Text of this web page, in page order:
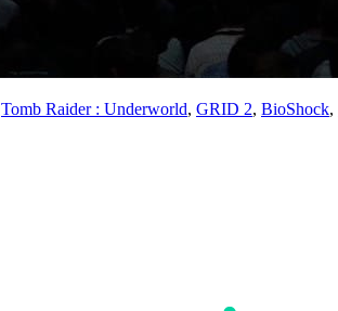
Tomb Raider : Underworld, GRID 2, BioShock,